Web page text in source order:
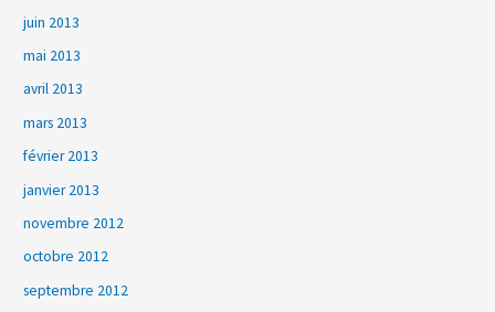
juin 2013
mai 2013
avril 2013
mars 2013
février 2013
janvier 2013
novembre 2012
octobre 2012
septembre 2012